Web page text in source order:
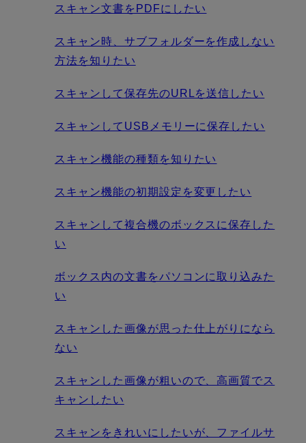
スキャン文書をPDFにしたい
スキャン時、サブフォルダーを作成しない
方法を知りたい
スキャンして保存先のURLを送信したい
スキャンしてUSBメモリーに保存したい
スキャン機能の種類を知りたい
スキャン機能の初期設定を変更したい
スキャンして複合機のボックスに保存した
い
ボックス内の文書をパソコンに取り込みた
い
スキャンした画像が思った仕上がりになら
ない
スキャンした画像が粗いので、高画質でス
キャンしたい
スキャンをきれいにしたいが、ファイルサ